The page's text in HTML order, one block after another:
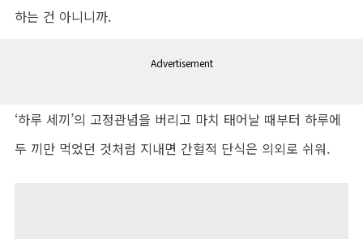
하는 건 아니니까.
Advertisement
‘하루 세끼’의 고정관념을 버리고 마치 태어날 때부터 하루에
두 끼만 먹었던 것처럼 지내면 간헐적 단식은 의외로 쉬워.